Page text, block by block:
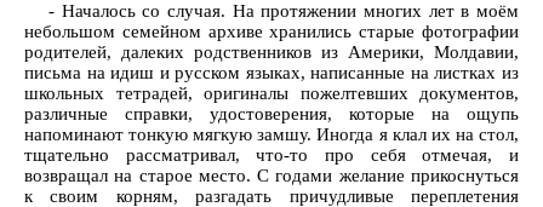
- Началось со случая. На протяжении многих лет в моём
небольшом семейном архиве хранились старые фотографии
родителей, далеких родственников из Америки, Молдавии,
письма на идиш и русском языках, написанные на листках из
школьных тетрадей, оригиналы пожелтевших документов,
различные справки, удостоверения, которые на ощупь
напоминают тонкую мягкую замшу. Иногда я клал их на стол,
тщательно рассматривал, что-то про себя отмечая, и
возвращал на старое место. С годами желание прикоснуться
к своим корням, разгадать причудливые переплетения